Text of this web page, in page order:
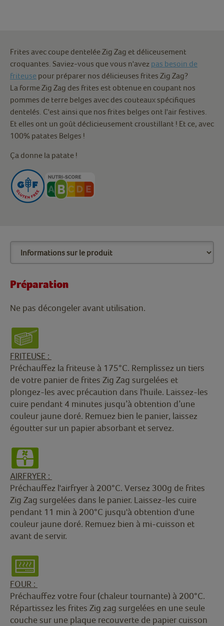
Frites avec coupe dentelée Zig Zag et déliceusement
croquantes. Saviez-vous que vous n'avez pas besoin de
friteuse pour préparer nos délicieuses frites Zig Zag?
La forme Zig Zag des frites est obtenue en coupant nos
pommes de terre belges avec des couteaux spécifiques
dentelés. C'est ainsi que nos frites belges ont l'air festives.
Et elles ont un goût déclicieusement croustillant ! Et ce, avec
100% patates Belges !
Ça donne la patate !
Préparation
Ne pas décongeler avant utilisation.
FRITEUSE :
Préchauffez la friteuse à 175°C. Remplissez un tiers
de votre panier de frites Zig Zag surgelées et
plongez-les avec précaution dans l'huile. Laissez-les
cuire pendant 4 minutes jusqu’à obtention d’une
couleur jaune doré. Remuez bien le panier, laissez
égoutter sur un papier absorbant et servez.
AIRFRYER :
Préchauffez l'airfryer à 200°C. Versez 300g de frites
Zig Zag surgelées dans le panier. Laissez-les cuire
pendant 11 min à 200°C jusqu'à obtention d'une
couleur jaune doré. Remuez bien à mi-cuisson et
avant de servir.
FOUR :
Préchauffez votre four (chaleur tournante) à 200°C.
Répartissez les frites Zig zag surgelées en une seule
couche sur une plaque recouverte de papier cuisson